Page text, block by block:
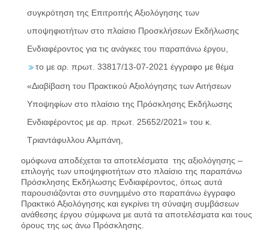
συγκρότηση της Επιτροπής Αξιολόγησης των
υποψηφιοτήτων στο πλαίσιο Προσκλήσεων Εκδήλωσης
Ενδιαφέροντος για τις ανάγκες του παραπάνω έργου,
το με αρ. πρωτ. 33817/13-07-2021 έγγραφο με θέμα
«Διαβίβαση του Πρακτικού Αξιολόγησης των Αιτήσεων
Υποψηφίων στο πλαίσιο της Πρόσκλησης Εκδήλωσης
Ενδιαφέροντος με αρ. πρωτ. 25652/2021» του κ.
Τριαντάφυλλου Αλμπάνη,
ομόφωνα αποδέχεται τα αποτελέσματα της αξιολόγησης –
επιλογής των υποψηφιοτήτων στο πλαίσιο της παραπάνω
Πρόσκλησης Εκδήλωσης Ενδιαφέροντος, όπως αυτά
παρουσιάζονται στο συνημμένο στο παραπάνω έγγραφο
Πρακτικό Αξιολόγησης και εγκρίνει τη σύναψη συμβάσεων
ανάθεσης έργου σύμφωνα με αυτά τα αποτελέσματα και τους
όρους της ως άνω Πρόσκλησης.